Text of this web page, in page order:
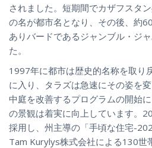
されました。短期間でカザフスタ
の名が都市名となり、その後、約
ありバードであるジャンブル・ジ
た。
1997年に都市は歴史的名称を取り
に入り、タラズは急速にその姿を
中庭を改善するプログラムの開始
の景観は着実に向上しています。
採用し、州主導の「手頃な住宅-
Tam Kurylys株式会社による130世